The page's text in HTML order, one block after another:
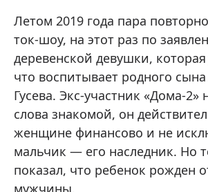
Летом 2019 года пара
ток-шоу, на этот раз по
деревенской девушки,
что воспитывает родного
Гусева. Экс-участник «Дома-2»
слова знакомой, он
женщине финансово и не
мальчик — его наследник. Но
показал, что ребенок рожден
мужчины.